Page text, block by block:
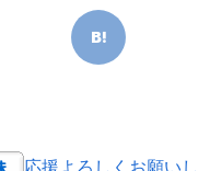
応援よろしくお願いし